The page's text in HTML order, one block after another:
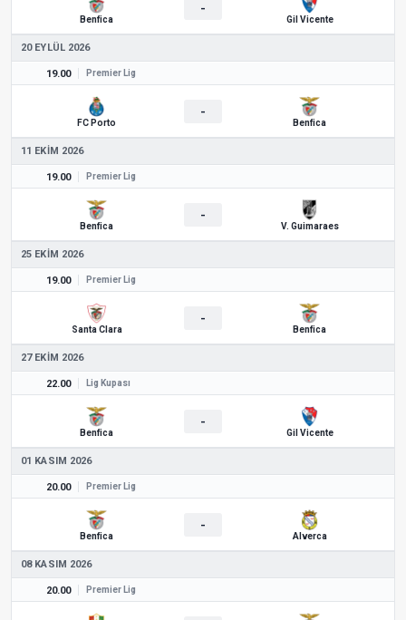
Benfica
-
Gil Vicente
20 EYLÜL 2026
19.00 Premier Lig
FC Porto
-
Benfica
11 EKIM 2026
19.00 Premier Lig
Benfica
-
V. Guimaraes
25 EKIM 2026
19.00 Premier Lig
Santa Clara
-
Benfica
27 EKIM 2026
22.00 Lig Kupası
Benfica
-
Gil Vicente
01 KASIM 2026
20.00 Premier Lig
Benfica
-
Alverca
08 KASIM 2026
20.00 Premier Lig